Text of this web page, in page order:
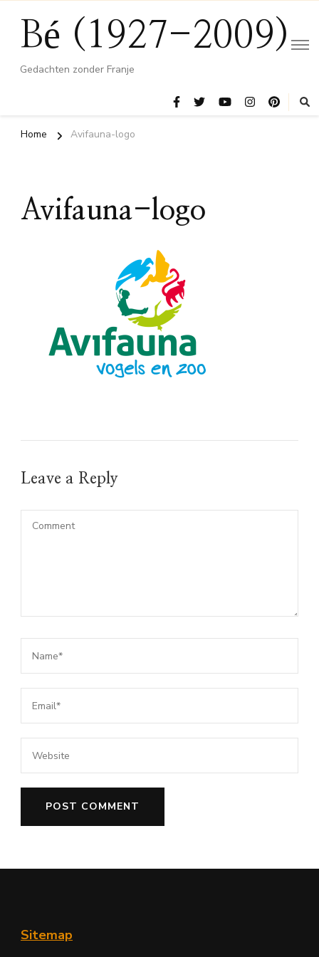
Bé (1927-2009)
Gedachten zonder Franje
Home Avifauna-logo
Avifauna-logo
Leave a Reply
Sitemap